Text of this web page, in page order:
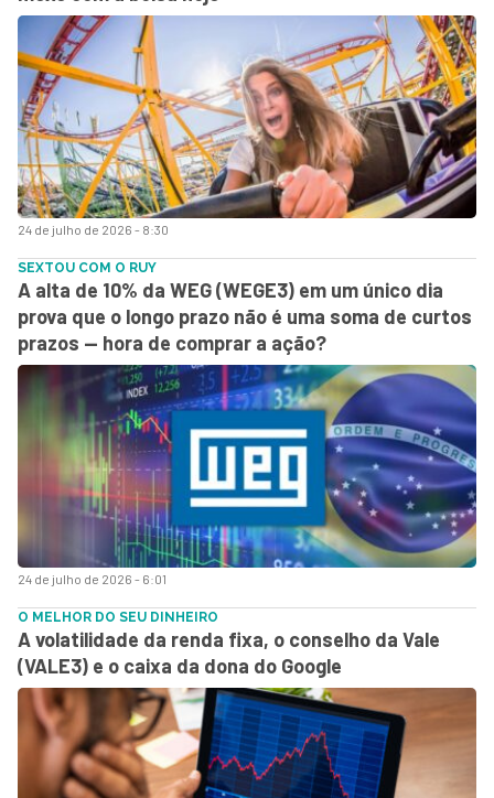
24 de julho de 2026 - 8:30
24 de julho de 2026 - 6:01
SEXTOU COM O RUY
A alta de 10% da WEG (WEGE3) em um único dia
prova que o longo prazo não é uma soma de curtos
prazos — hora de comprar a ação?
O MELHOR DO SEU DINHEIRO
A volatilidade da renda fixa, o conselho da Vale
(VALE3) e o caixa da dona do Google